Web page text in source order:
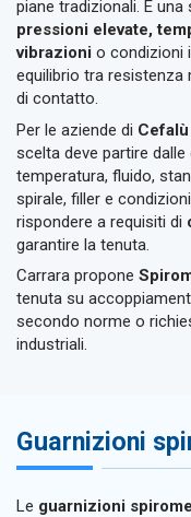
piane tradizionali. È
pressioni elevate,
vibrazioni o condizioni
equilibrio tra resistenza
di contatto.
Per le aziende di Cefalù
scelta deve partire
temperatura, fluido,
spirale, filler e
rispondere a requisiti di
garantire la tenuta.
Carrara propone
tenuta su
secondo norme o
industriali.
Guarnizioni
Le guarnizioni